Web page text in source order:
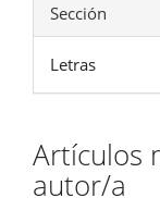
Sección
Letras
Artículos
autor/a